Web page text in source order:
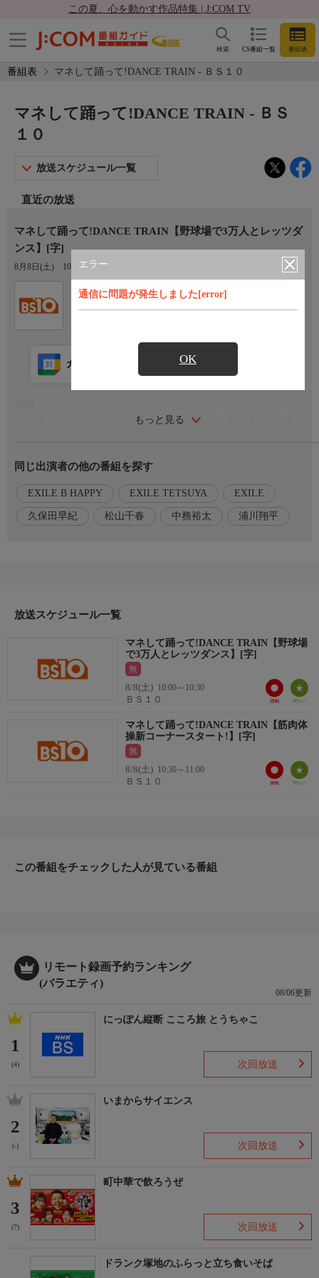
この夏、心を動かす作品特集 | J:COM TV
CS番組一覧 番組表
検索
番組表 マネして踊って!DANCE TRAIN - ＢＳ１０
エラー
通信に問題が発生しました[error]
OK
マネして踊って!DANCE TRAIN - ＢＳ
１０
放送スケジュール一覧
直近の放送
マネして踊って!DANCE TRAIN【野球場で3万人とレッツダ
ンス】[字]
8月8日(土) 10:00〜10:30
Ch.200
ＢＳ１０
もっと見る
カレンダー登録 アプリ視聴
千葉ロッテマリーンズ夏のビッグイベント「BLACK SUMMER
番組内容
EXILEのLDHとBS10がタッグを組んだシニア向けの新・ダンス
レッスン番組!
▼昭和の名曲に合わせて先生のマネをして踊ってみましょう!
EXILE B HAPPY
番組の内容と放送時間は変更になる場合があります。
同じ出演者の他の番組を探す
EXILE B HAPPY EXILE TETSUYA EXILE
久保田早紀 松山千春 中務裕太 浦川翔平
放送スケジュール一覧
マネして踊って!DANCE TRAIN【野球場
で3万人とレッツダンス】[字]
無
8/8(土) 10:00～10:30
ＢＳ１０
マネして踊って!DANCE TRAIN【筋肉体
操新コーナースタート!】[字]
無
8/8(土) 10:30～11:00
ＢＳ１０
この番組をチェックした人が見ている番組
リモート録画予約ランキング
(バラエティ)
08/06更新
1
(4)
にっぽん縦断 こころ旅 とうちゃこ
次回放送
2
(-)
いまからサイエンス
次回放送
3
(7)
町中華で飲ろうぜ
次回放送
ドランク塚地のふらっと立ち食いそば